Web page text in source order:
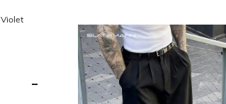
Violet